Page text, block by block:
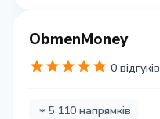
ObmenMoney
0 відгуків
5 110 напрямків